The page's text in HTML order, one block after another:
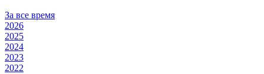
За все время
2026
2025
2024
2023
2022